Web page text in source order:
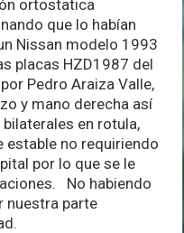
ortostatica
que lo habían
Nissan modelo 1993
placas HZD1987 del
Pedro Araiza Valle,
y mano derecha así
en rotula,
no requiriendo
por lo que se le
No habiendo
nuestra parte